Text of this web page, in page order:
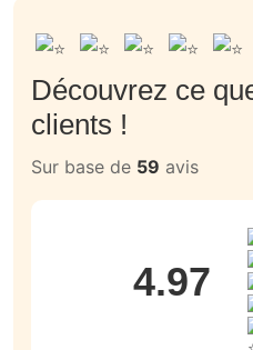
Découvrez ce
clients !
Sur base de 59 avis
4.97